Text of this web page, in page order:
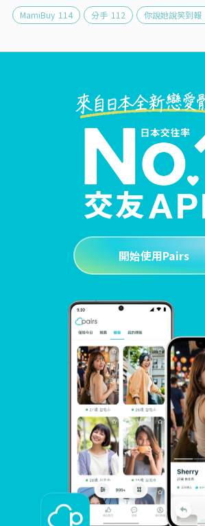
MamiBuy 114 分手 112 你說她說笑到報
開始使用Pairs